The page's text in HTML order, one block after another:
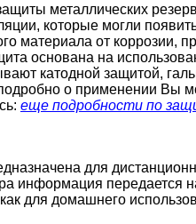
металлических
которые могли
материала от коррозии,
основана на
катодной защитой,
о применении Вы
еще подробности по
для
информация передается
для домашнего